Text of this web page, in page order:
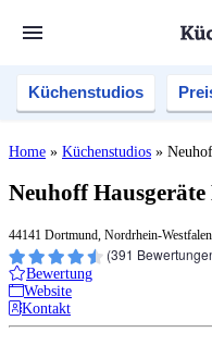
Küchenstudios
Home » Küchenstudios »
Neuhoff
44141 Dortmund, Nordrhein-
(391
Bewertung
Website
Kontakt